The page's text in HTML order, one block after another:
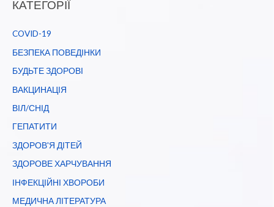
КАТЕГОРІЇ
COVID-19
БЕЗПЕКА ПОВЕДІНКИ
БУДЬТЕ ЗДОРОВІ
ВАКЦИНАЦІЯ
ВІЛ/СНІД
ГЕПАТИТИ
ЗДОРОВ'Я ДІТЕЙ
ЗДОРОВЕ ХАРЧУВАННЯ
ІНФЕКЦІЙНІ ХВОРОБИ
МЕДИЧНА ЛІТЕРАТУРА